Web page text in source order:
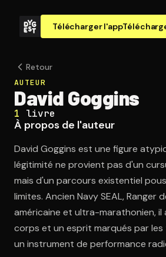
Télécharger l'app
Retour
AUTEUR
David Goggins
1 livre
À propos de l'auteur
David Goggins est une figure
légitimité ne provient pas d'un
mais d'un parcours existentiel
limites. Ancien Navy SEAL, Ranger
américaine et ultra-marathonien, il
corps et un esprit marqués par les
un instrument de performance